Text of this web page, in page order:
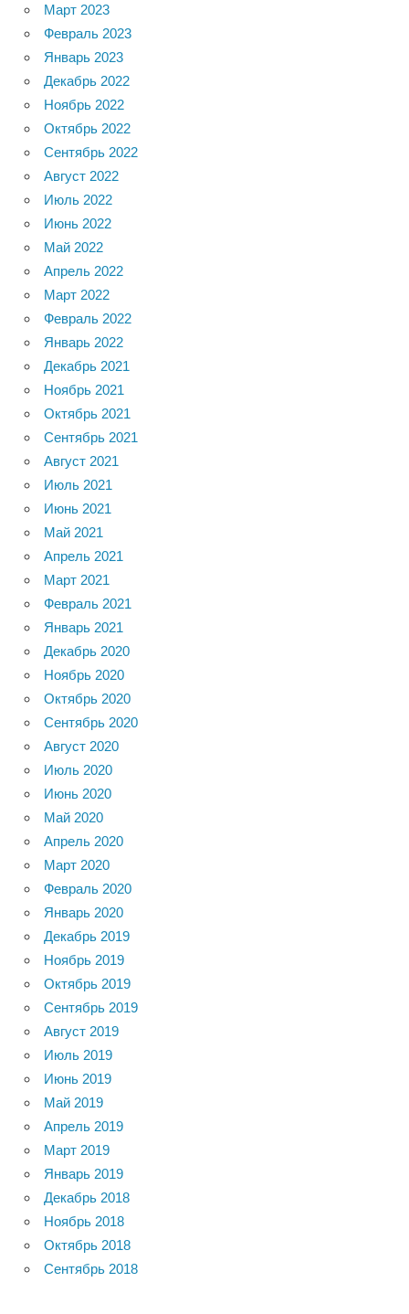
Март 2023
Февраль 2023
Январь 2023
Декабрь 2022
Ноябрь 2022
Октябрь 2022
Сентябрь 2022
Август 2022
Июль 2022
Июнь 2022
Май 2022
Апрель 2022
Март 2022
Февраль 2022
Январь 2022
Декабрь 2021
Ноябрь 2021
Октябрь 2021
Сентябрь 2021
Август 2021
Июль 2021
Июнь 2021
Май 2021
Апрель 2021
Март 2021
Февраль 2021
Январь 2021
Декабрь 2020
Ноябрь 2020
Октябрь 2020
Сентябрь 2020
Август 2020
Июль 2020
Июнь 2020
Май 2020
Апрель 2020
Март 2020
Февраль 2020
Январь 2020
Декабрь 2019
Ноябрь 2019
Октябрь 2019
Сентябрь 2019
Август 2019
Июль 2019
Июнь 2019
Май 2019
Апрель 2019
Март 2019
Январь 2019
Декабрь 2018
Ноябрь 2018
Октябрь 2018
Сентябрь 2018